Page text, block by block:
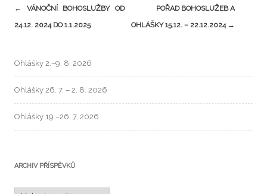
←
VÁNOČNÍ BOHOSLUŽBY OD
24.12. 2024 DO 1.1.2025
POŘAD BOHOSLUŽEB A
OHLÁŠKY 15.12. – 22.12.2024 →
Ohlášky 2.–9. 8. 2026
Ohlášky 26. 7. – 2. 8. 2026
Ohlášky 19.–26. 7. 2026
ARCHIV PŘÍSPĚVKŮ